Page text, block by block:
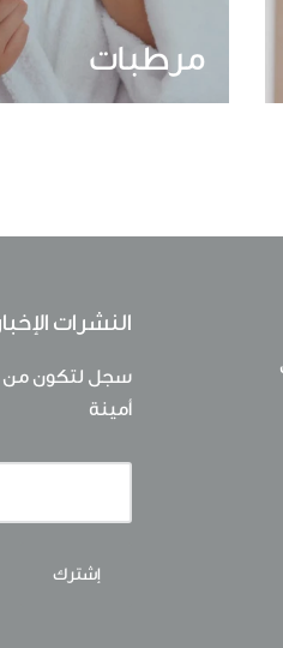
مرطبات
النشرات
سجل لتكون
أمينة
إشترك